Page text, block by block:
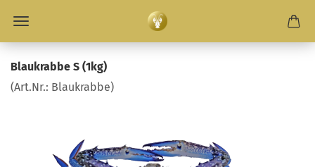
Blau­krab­be S (1kg)
(Art.Nr.: Blau­krab­be)